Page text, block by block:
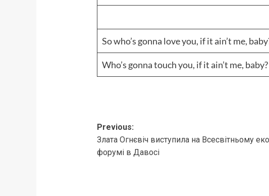
So who’s gonna love you, if it ain’t me,
Who’s gonna touch you, if it ain’t me, baby?
Post
navigation
Previous:
Злата Огнєвіч виступила на Всесвітньому
форумі в Давосі